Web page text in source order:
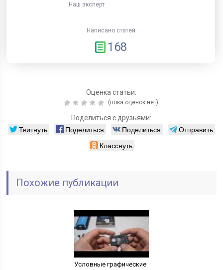
Наш эксперт
Написано статей
168
Оценка статьи:
(пока оценок нет)
Поделиться с друзьями:
Твитнуть Поделиться Поделиться
Отправить
Класснуть
Похожие публикации
Условные графические